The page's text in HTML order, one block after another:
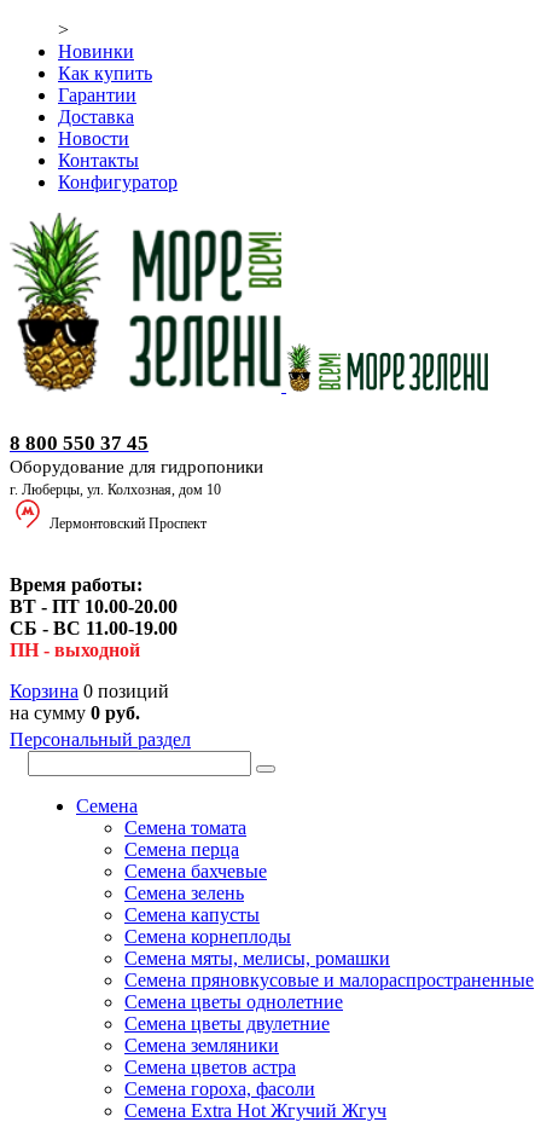
>
Новинки
Как купить
Гарантии
Доставка
Новости
Контакты
Конфигуратор
8 800 550 37 45
Оборудование для гидропоники
г. Люберцы, ул. Колхозная, дом 10
Лермонтовский Проспект
Время работы:
ВТ - ПТ 10.00-20.00
СБ - ВС 11.00-19.00
ПН - выходной
Корзина 0 позиций
на сумму 0 руб.
Персональный раздел
Семена
Семена томата
Семена перца
Семена бахчевые
Семена зелень
Семена капусты
Семена корнеплоды
Семена мяты, мелисы, ромашки
Семена пряновкусовые и малораспространенные
Семена цветы однолетние
Семена цветы двулетние
Семена земляники
Семена цветов астра
Семена гороха, фасоли
Семена Extra Hot Жгучий Жгуч